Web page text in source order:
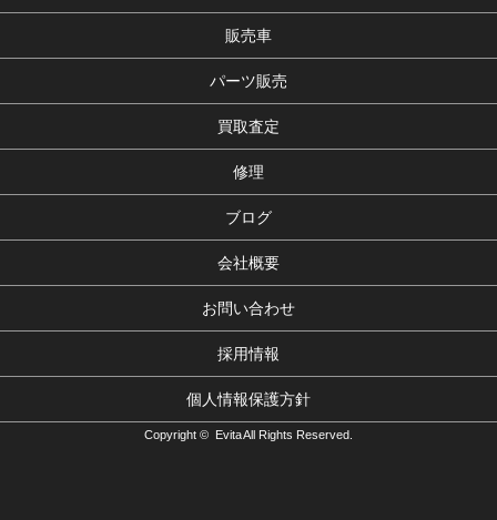
販売車
パーツ販売
買取査定
修理
ブログ
会社概要
お問い合わせ
採用情報
個人情報保護方針
Copyright © Evita All Rights Reserved.